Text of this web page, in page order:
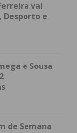
vai
Desporto e
e Sousa
de Semana